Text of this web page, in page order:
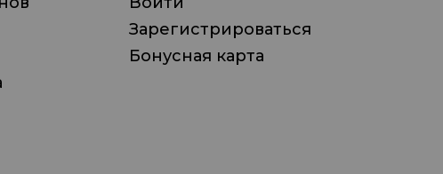
Зарегистрироваться
Бонусная карта